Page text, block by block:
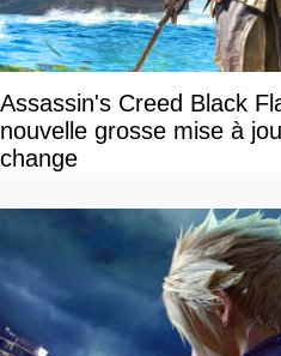
Assassin's Creed Black
nouvelle grosse mise à
change